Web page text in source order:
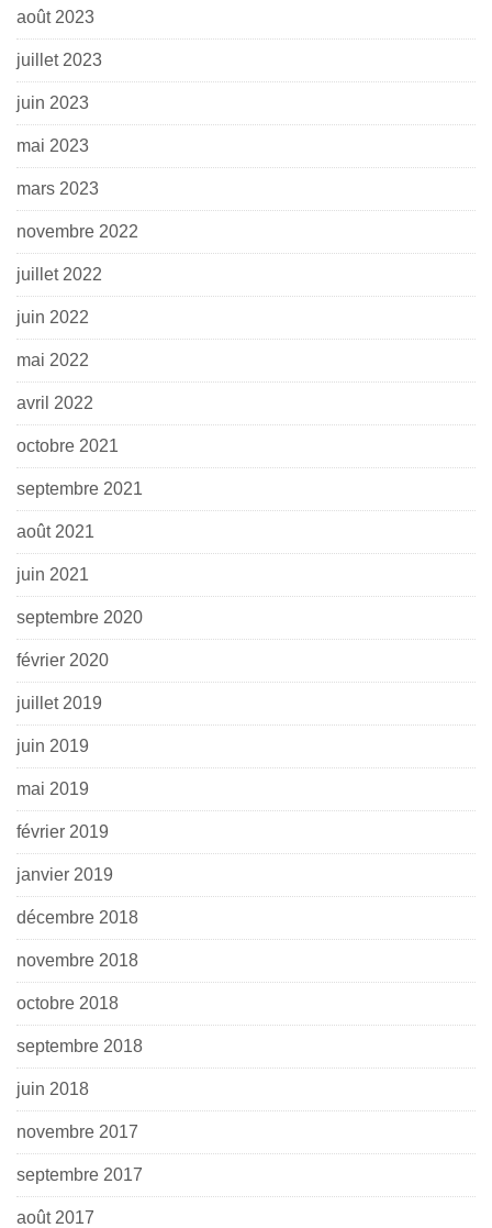
août 2023
juillet 2023
juin 2023
mai 2023
mars 2023
novembre 2022
juillet 2022
juin 2022
mai 2022
avril 2022
octobre 2021
septembre 2021
août 2021
juin 2021
septembre 2020
février 2020
juillet 2019
juin 2019
mai 2019
février 2019
janvier 2019
décembre 2018
novembre 2018
octobre 2018
septembre 2018
juin 2018
novembre 2017
septembre 2017
août 2017